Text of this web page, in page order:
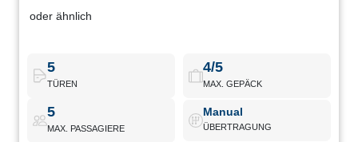
oder ähnlich
5
TÜREN
4/5
MAX. GEPÄCK
5
MAX. PASSAGIERE
Manual
ÜBERTRAGUNG
zwischenstädtischen Umfeld.
Buchen
Mercedes Citan